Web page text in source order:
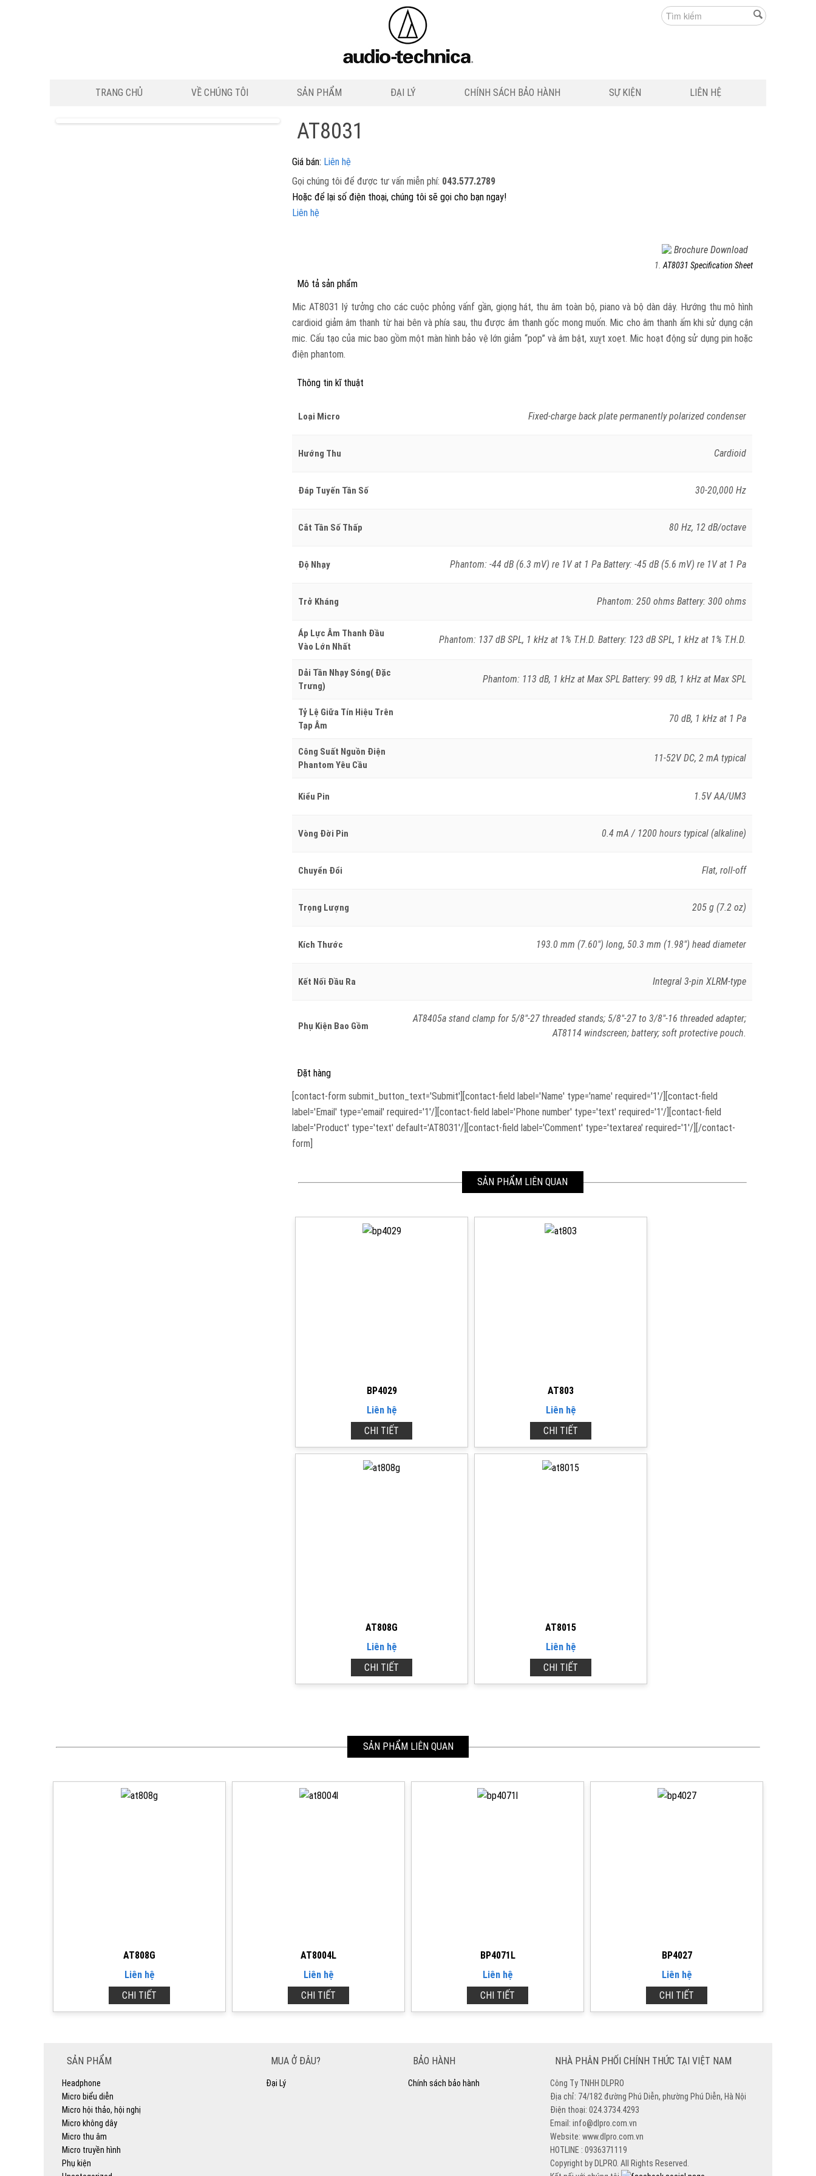
TRANG CHỦ VỀ CHÚNG TÔI SẢN PHẨM ĐẠI LÝ CHÍNH SÁCH BẢO HÀNH SỰ KIỆN LIÊN HỆ
AT8031
Giá bán: Liên hệ
Gọi chúng tôi để được tư vấn miễn phí: 043.577.2789
Hoặc để lại số điện thoại, chúng tôi sẽ gọi cho bạn ngay!
Liên hệ
Brochure Download
1.AT8031 Specification Sheet
Mô tả sản phẩm
Mic AT8031 lý tưởng cho các cuộc phỏng vấnf gần, giọng hát, thu âm toàn bộ, piano và bộ dàn dây. Hướng thu mô hình
cardioid giảm âm thanh từ hai bên và phía sau, thu được âm thanh gốc mong muốn. Mic cho âm thanh ấm khi sử dụng cận
mic. Cấu tạo của mic bao gồm một màn hình bảo vệ lớn giảm “pop” và âm bật, xuỵt xoẹt. Mic hoạt động sử dụng pin hoặc
điện phantom.
Thông tin kĩ thuật
Loại Micro Fixed-charge back plate permanently polarized condenser
Hướng Thu Cardioid
Đáp Tuyến Tần Số 30-20,000 Hz
Cắt Tần Số Thấp 80 Hz, 12 dB/octave
Độ Nhạy Phantom: -44 dB (6.3 mV) re 1V at 1 Pa Battery: -45 dB (5.6 mV) re 1V at 1 Pa
Trở Kháng Phantom: 250 ohms Battery: 300 ohms
Áp Lực Âm Thanh Đầu
Vào Lớn Nhất
Phantom: 137 dB SPL, 1 kHz at 1% T.H.D. Battery: 123 dB SPL, 1 kHz at 1% T.H.D.
Dải Tần Nhạy Sóng( Đặc
Trưng)
Phantom: 113 dB, 1 kHz at Max SPL Battery: 99 dB, 1 kHz at Max SPL
Tỷ Lệ Giữa Tín Hiệu Trên
Tạp Âm
70 dB, 1 kHz at 1 Pa
Công Suất Nguồn Điện
Phantom Yêu Cầu
11-52V DC, 2 mA typical
Kiểu Pin 1.5V AA/UM3
Vòng Đời Pin 0.4 mA / 1200 hours typical (alkaline)
Chuyển Đổi Flat, roll-off
Trọng Lượng 205 g (7.2 oz)
Kích Thước 193.0 mm (7.60″) long, 50.3 mm (1.98″) head diameter
Kết Nối Đầu Ra Integral 3-pin XLRM-type
Phụ Kiện Bao Gồm
AT8405a stand clamp for 5/8″-27 threaded stands; 5/8″-27 to 3/8″-16 threaded adapter;
AT8114 windscreen; battery; soft protective pouch.
Đặt hàng
[contact-form submit_button_text='Submit'][contact-field label='Name' type='name' required='1'/][contact-field
label='Email' type='email' required='1'/][contact-field label='Phone number' type='text' required='1'/][contact-field
label='Product' type='text' default='AT8031'/][contact-field label='Comment' type='textarea' required='1'/][/contact-
form]
SẢN PHẨM LIÊN QUAN
BP4029
Liên hệ
CHI TIẾT
AT803
Liên hệ
CHI TIẾT
AT808G
Liên hệ
CHI TIẾT
AT8015
Liên hệ
CHI TIẾT
SẢN PHẨM LIÊN QUAN
AT808G
Liên hệ
CHI TIẾT
AT8004L
Liên hệ
CHI TIẾT
BP4071L
Liên hệ
CHI TIẾT
BP4027
Liên hệ
CHI TIẾT
SẢN PHẨM
Headphone
Micro biểu diễn
Micro hội thảo, hội nghị
Micro không dây
Micro thu âm
Micro truyền hình
Phụ kiện
MUA Ở ĐÂU?
Đại Lý
BẢO HÀNH
Chính sách bảo hành
NHÀ PHÂN PHỐI CHÍNH THỨC TẠI VIỆT NAM
Công Ty TNHH DLPRO
Địa chỉ: 74/182 đường Phú Diễn, phường Phú Diễn, Hà Nội
Điện thoại: 024.3734.4293
Email: info@dlpro.com.vn
Website: www.dlpro.com.vn
HOTLINE : 0936371119
Copyright by DLPRO. All Rights Reserved.